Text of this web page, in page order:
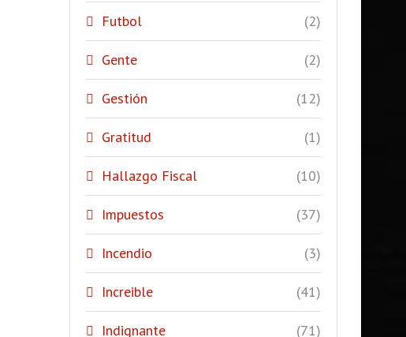
Futbol (2)
Gente (2)
Gestión (12)
Gratitud (1)
Hallazgo Fiscal (10)
Impuestos (37)
Incendio (3)
Increible (41)
Indignante (71)